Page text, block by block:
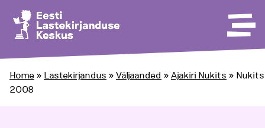
Home » Lastekirjandus » Väljaanded » Ajakiri Nukits » Nukits
2008